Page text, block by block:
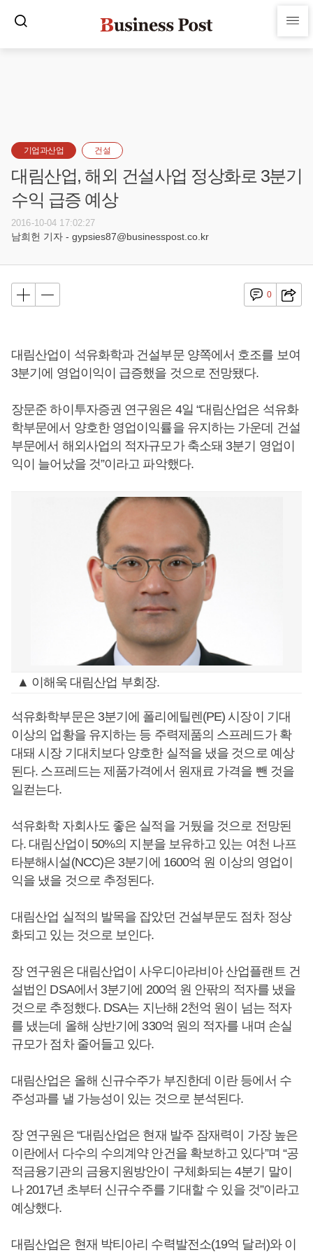
기업과산업 건설
대림산업, 해외 건설사업 정상화로 3분기
수익 급증 예상
2016-10-04 17:02:27
남희헌 기자 - gypsies87@businesspost.co.kr
0
대림산업이 석유화학과 건설부문 양쪽에서 호조를 보여
3분기에 영업이익이 급증했을 것으로 전망됐다.
장문준 하이투자증권 연구원은 4일 “대림산업은 석유화
학부문에서 양호한 영업이익률을 유지하는 가운데 건설
부문에서 해외사업의 적자규모가 축소돼 3분기 영업이
익이 늘어났을 것”이라고 파악했다.
▲ 이해욱 대림산업 부회장.
석유화학부문은 3분기에 폴리에틸렌(PE) 시장이 기대
이상의 업황을 유지하는 등 주력제품의 스프레드가 확
대돼 시장 기대치보다 양호한 실적을 냈을 것으로 예상
된다. 스프레드는 제품가격에서 원재료 가격을 뺀 것을
일컫는다.
석유화학 자회사도 좋은 실적을 거뒀을 것으로 전망된
다. 대림산업이 50%의 지분을 보유하고 있는 여천 나프
타분해시설(NCC)은 3분기에 1600억 원 이상의 영업이
익을 냈을 것으로 추정된다.
대림산업 실적의 발목을 잡았던 건설부문도 점차 정상
화되고 있는 것으로 보인다.
장 연구원은 대림산업이 사우디아라비아 산업플랜트 건
설법인 DSA에서 3분기에 200억 원 안팎의 적자를 냈을
것으로 추정했다. DSA는 지난해 2천억 원이 넘는 적자
를 냈는데 올해 상반기에 330억 원의 적자를 내며 손실
규모가 점차 줄어들고 있다.
대림산업은 올해 신규수주가 부진한데 이란 등에서 수
주성과를 낼 가능성이 있는 것으로 분석된다.
장 연구원은 “대림산업은 현재 발주 잠재력이 가장 높은
이란에서 다수의 수의계약 안건을 확보하고 있다”며 “공
적금융기관의 금융지원방안이 구체화되는 4분기 말이
나 2017년 초부터 신규수주를 기대할 수 있을 것”이라고
예상했다.
대림산업은 현재 박티아리 수력발전소(19억 달러)와 이